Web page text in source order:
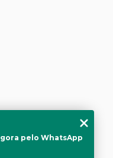
pelo WhatsApp